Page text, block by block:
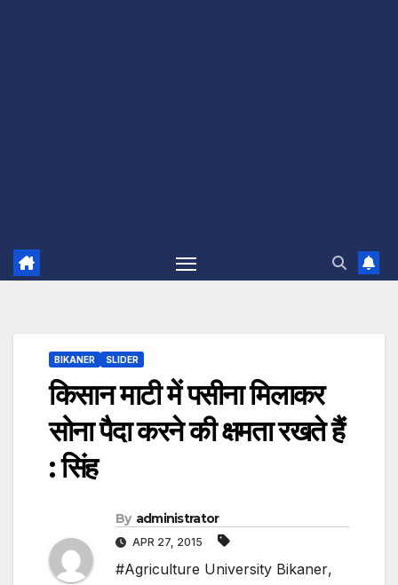
BIKANER SLIDER
किसान माटी में पसीना मिलाकर
सोना पैदा करने की क्षमता रखते हैं
: सिंह
By administrator
APR 27, 2015
#Agriculture University Bikaner,